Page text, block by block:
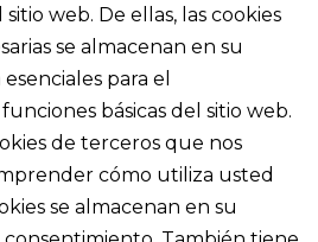
web. De ellas, las cookies
se almacenan en su
para el
básicas del sitio web.
de terceros que nos
cómo utiliza usted
se almacenan en su